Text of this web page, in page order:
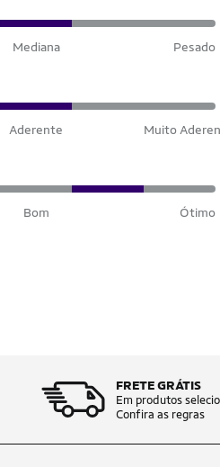
Mediana Pesado
Aderente Muito
Bom Ótimo
FRETE GRÁTIS
Em produtos
Confira as regras